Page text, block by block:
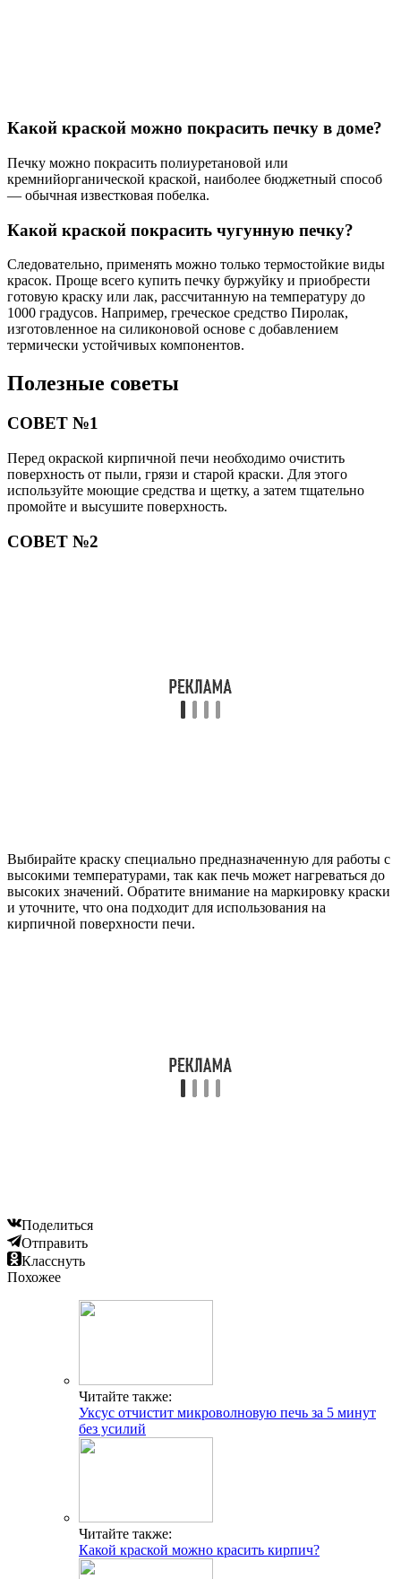
Какой краской можно покрасить печку в доме?
Печку можно покрасить полиуретановой или
кремнийорганической краской, наиболее бюджетный способ
— обычная известковая побелка.
Какой краской покрасить чугунную печку?
Следовательно, применять можно только термостойкие виды
красок. Проще всего купить печку буржуйку и приобрести
готовую краску или лак, рассчитанную на температуру до
1000 градусов. Например, греческое средство Пиролак,
изготовленное на силиконовой основе с добавлением
термически устойчивых компонентов.
Полезные советы
СОВЕТ №1
Перед окраской кирпичной печи необходимо очистить
поверхность от пыли, грязи и старой краски. Для этого
используйте моющие средства и щетку, а затем тщательно
промойте и высушите поверхность.
СОВЕТ №2
Выбирайте краску специально предназначенную для работы с
высокими температурами, так как печь может нагреваться до
высоких значений. Обратите внимание на маркировку краски
и уточните, что она подходит для использования на
кирпичной поверхности печи.
Поделиться
Отправить
Класснуть
Похожее
Читайте также:
Уксус отчистит микроволновую печь за 5 минут
без усилий
Читайте также:
Какой краской можно красить кирпич?